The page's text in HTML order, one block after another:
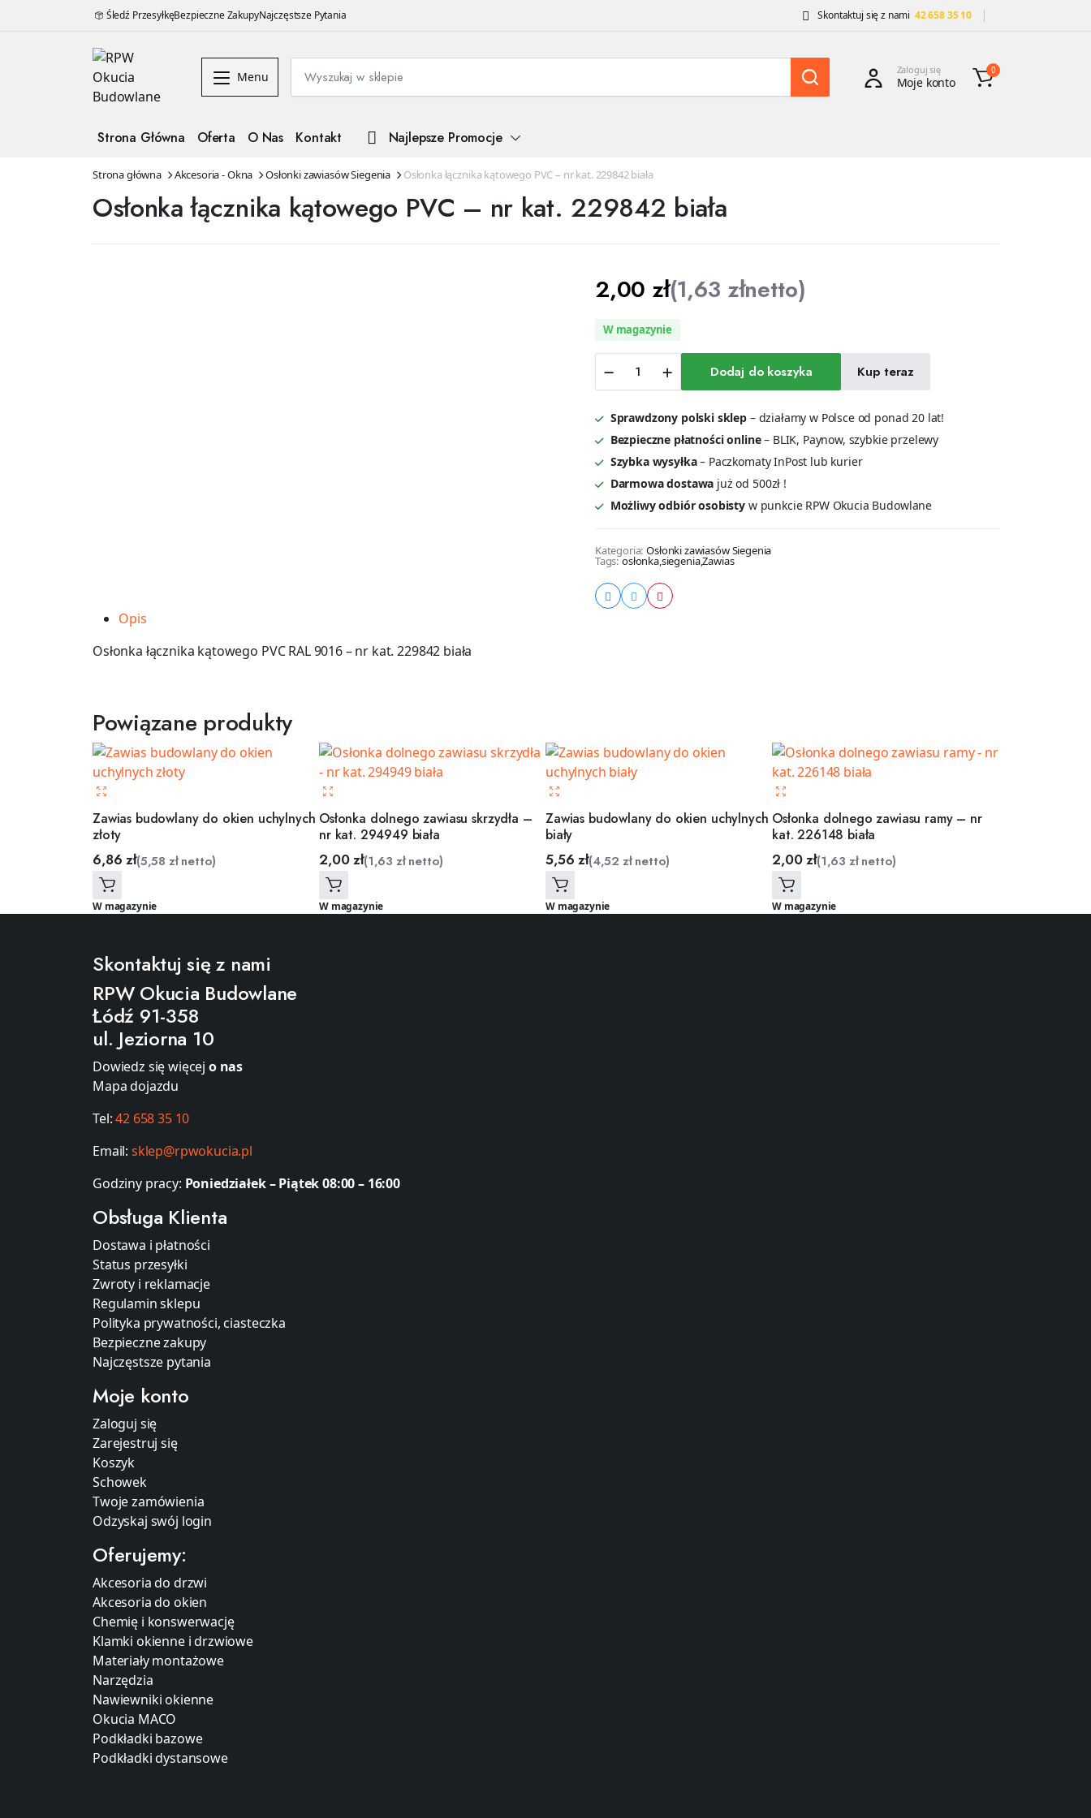
Śledź PrzesyłkęBezpieczne ZakupyNajczęstsze Pytania Skontaktuj się z nami 42 658 35 10
Menu Zaloguj się
Moje konto
0
Strona Główna Oferta O Nas Kontakt Najlepsze Promocje
Strona główna Akcesoria - Okna Osłonki zawiasów Siegenia Osłonka łącznika kątowego PVC – nr kat. 229842 biała
Osłonka łącznika kątowego PVC – nr kat. 229842 biała
2,00 zł(1,63 złnetto)
W magazynie
łącznika
kątowego
-
nr
229842
biała
ilość
Dodaj do koszyka Kup teraz
Sprawdzony polski sklep – działamy w Polsce od ponad 20 lat!
Bezpieczne płatności online– BLIK, Paynow, szybkie przelewy
Szybka wysyłka– Paczkomaty InPost lub kurier
Darmowa dostawa już od 500zł !
Możliwy odbiór osobisty w punkcie RPW Okucia Budowlane
Kategoria: Osłonki zawiasów Siegenia
Tags: osłonka,siegenia,Zawias
Opis
Osłonka łącznika kątowego PVC RAL 9016 – nr kat. 229842 biała
Powiązane produkty
Zawias budowlany do okien uchylnych
złoty
6,86zł(5,58 złnetto)
W magazynie
Osłonka dolnego zawiasu skrzydła –
nr kat. 294949 biała
2,00zł(1,63 złnetto)
W magazynie
Zawias budowlany do okien uchylnych
biały
5,56zł(4,52 złnetto)
W magazynie
Osłonka dolnego zawiasu ramy – nr
kat. 226148 biała
2,00zł(1,63 złnetto)
W magazynie
Skontaktuj się z nami
RPW Okucia Budowlane
Łódź 91-358
ul. Jeziorna 10
Dowiedz się więcej o nas
Mapa dojazdu
Tel:42 658 35 10
Email: sklep@rpwokucia.pl
Godziny pracy: Poniedziałek – Piątek 08:00 – 16:00
Obsługa Klienta
Dostawa i płatności
Status przesyłki
Zwroty i reklamacje
Regulamin sklepu
Polityka prywatności, ciasteczka
Bezpieczne zakupy
Najczęstsze pytania
Moje konto
Zaloguj się
Zarejestruj się
Koszyk
Schowek
Twoje zamówienia
Odzyskaj swój login
Oferujemy:
Akcesoria do drzwi
Akcesoria do okien
Chemię i konswerwację
Klamki okienne i drzwiowe
Materiały montażowe
Narzędzia
Nawiewniki okienne
Okucia MACO
Podkładki bazowe
Podkładki dystansowe